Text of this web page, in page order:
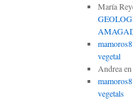
María
mamoros8
vegetal
Andreaen
mamoros8
vegetals